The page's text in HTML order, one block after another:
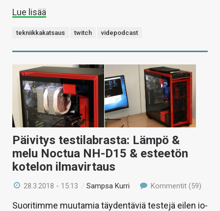
Lue lisää
tekniikkakatsaus twitch videpodcast
Päivitys testilabrasta: Lämpö &
melu Noctua NH-D15 & esteetön
kotelon ilmavirtaus
28.3.2018 - 15:13 /Sampsa Kurri Kommentit (59)
Suoritimme muutamia täydentäviä testejä eilen io-